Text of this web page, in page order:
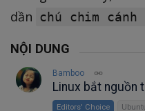
dần chú chim cánh
NỘI DUNG
Bamboo
Linux bắt nguồn
Editors' Choice